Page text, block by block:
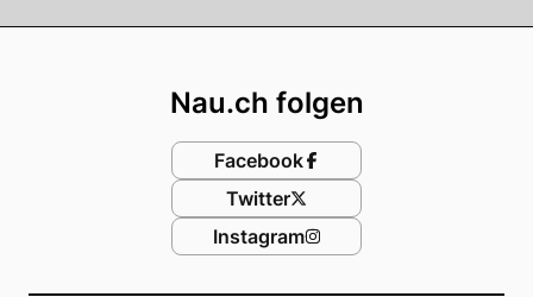
Nau.ch folgen
Facebook
Twitter
Instagram